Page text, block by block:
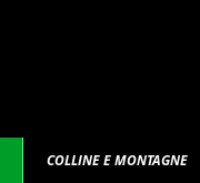
COLLINE E MONTAGNE